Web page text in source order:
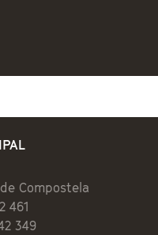
Compostela
461
349